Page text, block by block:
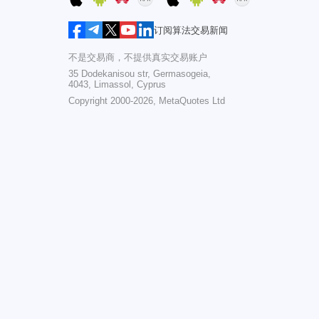
订阅算法交易新闻
不是交易商，不提供真实交易账户
35 Dodekanisou str, Germasogeia,
4043, Limassol, Cyprus
Copyright 2000-2026, MetaQuotes Ltd